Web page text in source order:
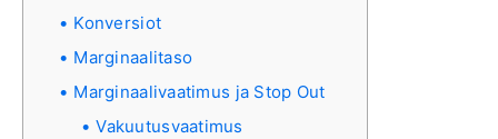
Konversiot
Marginaalitaso
Marginaalivaatimus ja Stop Out
Vakuutusvaatimus